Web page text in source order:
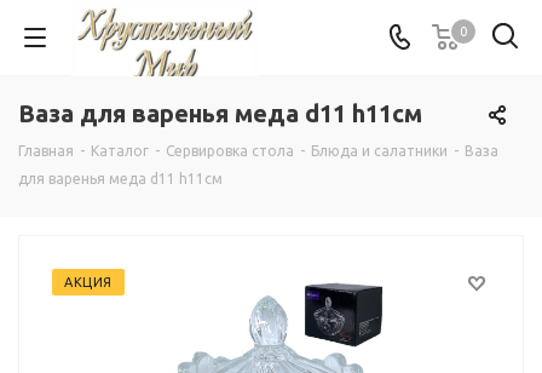
0
Ваза для варенья меда d11 h11см
Главная - Каталог - Сервировка стола - Блюда и салатники - Ваза
для варенья меда d11 h11см
АКЦИЯ